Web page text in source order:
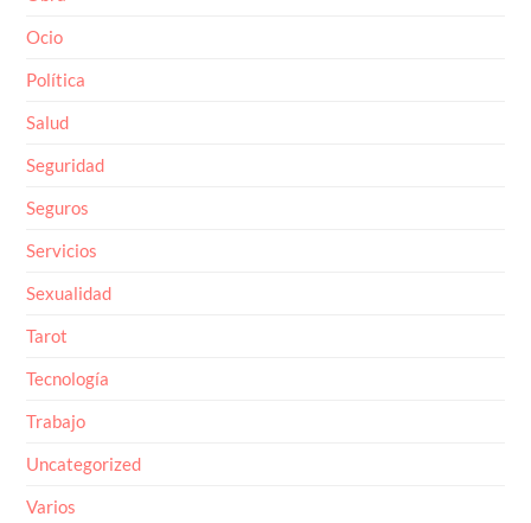
Ocio
Política
Salud
Seguridad
Seguros
Servicios
Sexualidad
Tarot
Tecnología
Trabajo
Uncategorized
Varios